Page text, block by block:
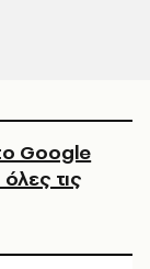
Google
τις